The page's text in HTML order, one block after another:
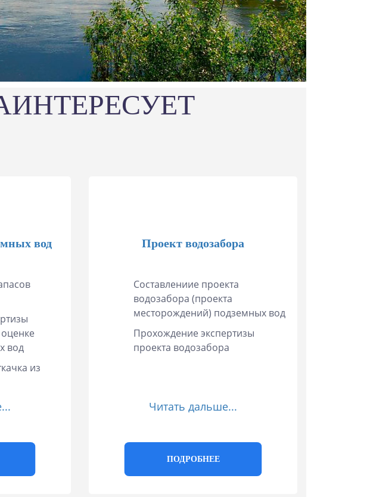
вод
вод
из
оценке
оценке
Проект водозабора
Составлениие проекта
водозабора (проекта
месторождений) подземных вод
Прохождение экспертизы
проекта водозабора
Читать дальше...
ПОДРОБНЕЕ